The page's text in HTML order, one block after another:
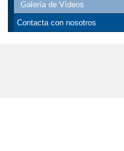
Galería de Vídeos
Contacta con nosotros